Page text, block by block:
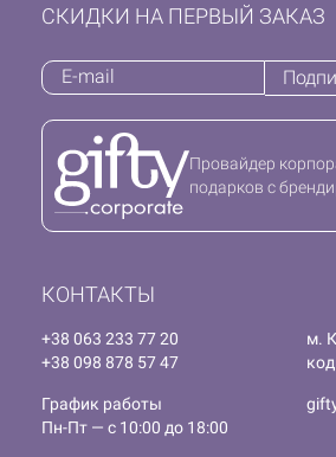
КОНТАКТЫ
+38 063 233 77 20
+38 098 878 57 47
м.
График работы
Пн-Пт — с 10:00 до 18:00
СКИДКИ НА ПЕРВЫЙ ЗАКАЗ
Провайдер
подарков с